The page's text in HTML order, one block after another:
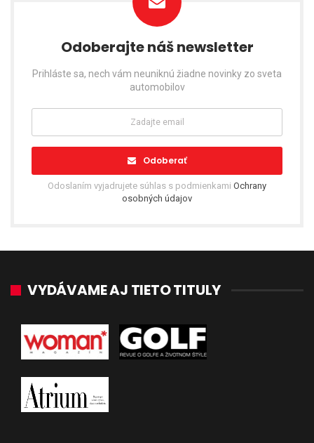
Odoberajte náš newsletter
Prihláste sa, nech vám neuniknú žiadne novinky zo sveta
automobilov
Odoberať
Odoslaním vyjadrujete súhlas s podmienkami Ochrany
osobných údajov
VYDÁVAME AJ TIETO TITULY